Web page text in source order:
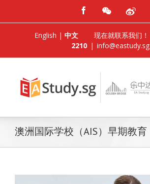
English | 中文 现在就联系我们！
2210 | info@eastudy.sg
澳洲国际学校（AIS）早期教育